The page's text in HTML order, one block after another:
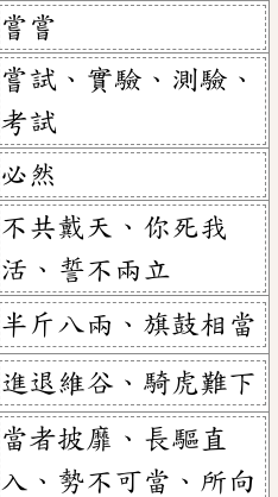
嘗嘗
嘗試、實驗、測驗、
考試
必然
不共戴天、你死我
活、誓不兩立
半斤八兩、旗鼓相當
進退維谷、騎虎難下
當者披靡、長驅直
入、勢不可當、所向